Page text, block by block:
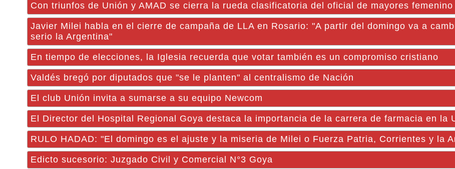
Con triunfos de Unión y AMAD se cierra la rueda clasificatoria del oficial de mayores femenino
Javier Milei habla en el cierre de campaña de LLA en Rosario: "A partir del domingo va a
serio la Argentina"
En tiempo de elecciones, la Iglesia recuerda que votar también es un compromiso cristiano
Valdés bregó por diputados que "se le planten" al centralismo de Nación
El club Unión invita a sumarse a su equipo Newcom
El Director del Hospital Regional Goya destaca la importancia de la carrera de farmacia en la
RULO HADAD: "El domingo es el ajuste y la miseria de Milei o Fuerza Patria, Corrientes y la
Edicto sucesorio: Juzgado Civil y Comercial N°3 Goya